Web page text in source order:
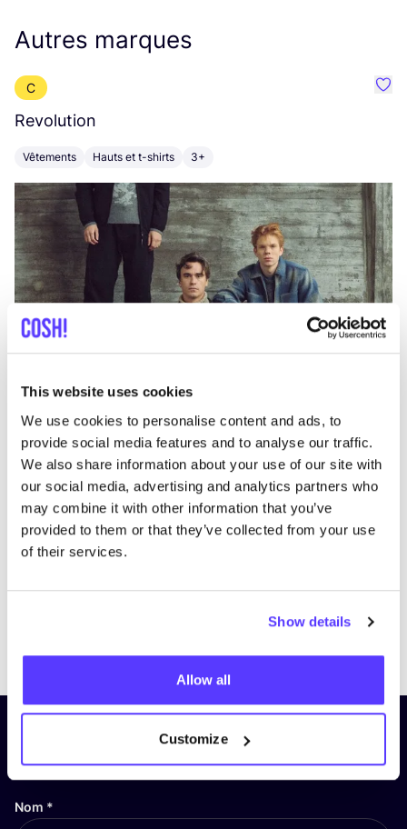
This website uses cookies
We use cookies to personalise content and ads, to
provide social media features and to analyse our traffic.
We also share information about your use of our site with
our social media, advertising and analytics partners who
may combine it with other information that you’ve
provided to them or that they’ve collected from your use
of their services.
Show details
Allow all
Customize
Autres marques
C
Revolution
Vêtements Hauts et t-shirts 3+
Inscrivez-vous à notre lettre
d’information et restez informé !
Nom *